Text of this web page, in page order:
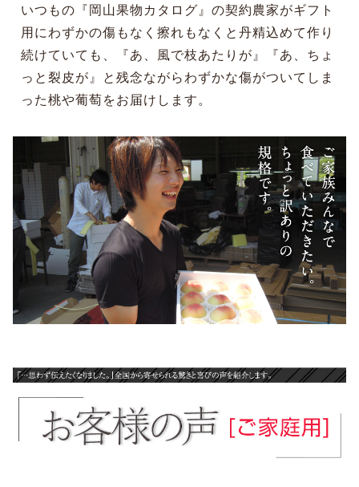
いつもの『岡山果物カタログ』の契約農家がギフト
用にわずかの傷もなく擦れもなくと丹精込めて作り
続けていても、『あ、風で枝あたりが』『あ、ちょ
っと裂皮が』と残念ながらわずかな傷がついてしま
った桃や葡萄をお届けします。